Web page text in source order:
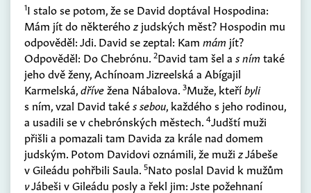
1I stalo se potom, že se David doptával Hospodina:
Mám jít do některéhoz judských měst? Hospodin mu
odpověděl: Jdi. David se zeptal: Kam mám jít?
Odpověděl: Do Chebrónu. 2David tam šel a s ním také
jeho dvě ženy, Achínoam Jizreelská a Abígajil
Karmelská,dřívežena Nábalova. 3Muže, kteříbyli
s ním, vzal David takés sebou, každého s jeho rodinou,
a usadili se v chebrónských městech. 4Judští muži
přišli a pomazali tam Davida za krále nad domem
judským. Potom Davidovi oznámili, že muži zJábeše
v Gileádu pohřbili Saula. 5Nato poslal David k mužům
vJábeši v Gileádu posly a řekl jim: Jste požehnaní